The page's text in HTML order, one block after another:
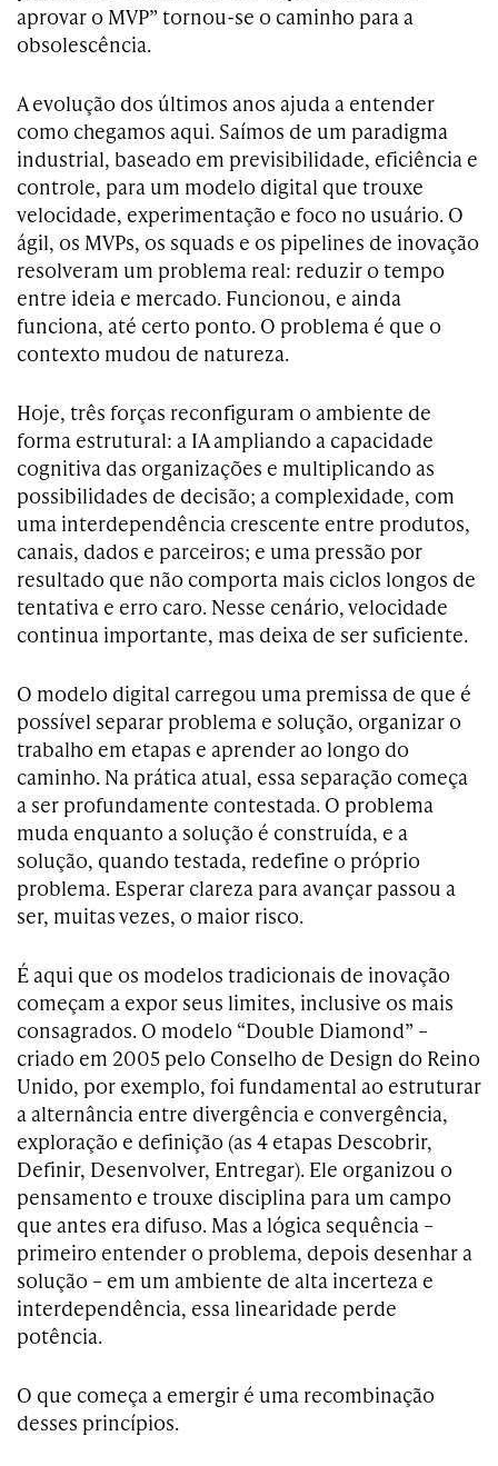
aprovar o MVP” tornou-se o caminho para a
obsolescência.
A evolução dos últimos anos ajuda a entender
como chegamos aqui. Saímos de um paradigma
industrial, baseado em previsibilidade, eficiência e
controle, para um modelo digital que trouxe
velocidade, experimentação e foco no usuário. O
ágil, os MVPs, os squads e os pipelines de inovação
resolveram um problema real: reduzir o tempo
entre ideia e mercado. Funcionou, e ainda
funciona, até certo ponto. O problema é que o
contexto mudou de natureza.
Hoje, três forças reconfiguram o ambiente de
forma estrutural: a IA ampliando a capacidade
cognitiva das organizações e multiplicando as
possibilidades de decisão; a complexidade, com
uma interdependência crescente entre produtos,
canais, dados e parceiros; e uma pressão por
resultado que não comporta mais ciclos longos de
tentativa e erro caro. Nesse cenário, velocidade
continua importante, mas deixa de ser suficiente.
O modelo digital carregou uma premissa de que é
possível separar problema e solução, organizar o
trabalho em etapas e aprender ao longo do
caminho. Na prática atual, essa separação começa
a ser profundamente contestada. O problema
muda enquanto a solução é construída, e a
solução, quando testada, redefine o próprio
problema. Esperar clareza para avançar passou a
ser, muitas vezes, o maior risco.
É aqui que os modelos tradicionais de inovação
começam a expor seus limites, inclusive os mais
consagrados. O modelo “Double Diamond” –
criado em 2005 pelo Conselho de Design do Reino
Unido, por exemplo, foi fundamental ao estruturar
a alternância entre divergência e convergência,
exploração e definição (as 4 etapas Descobrir,
Definir, Desenvolver, Entregar). Ele organizou o
pensamento e trouxe disciplina para um campo
que antes era difuso. Mas a lógica sequência –
primeiro entender o problema, depois desenhar a
solução – em um ambiente de alta incerteza e
interdependência, essa linearidade perde
potência.
O que começa a emergir é uma recombinação
desses princípios.